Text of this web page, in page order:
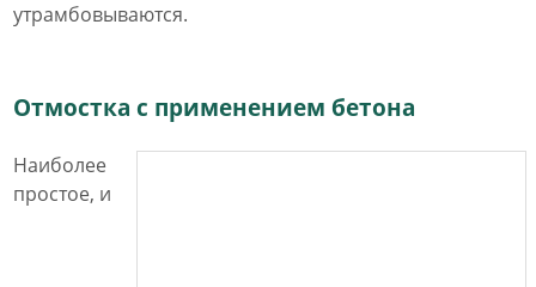
утрамбовываются.
Отмостка с применением бетона
Наиболее
простое, и